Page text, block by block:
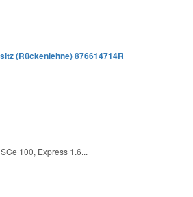
(Rückenlehne) 876614714R
100, Express 1.6...